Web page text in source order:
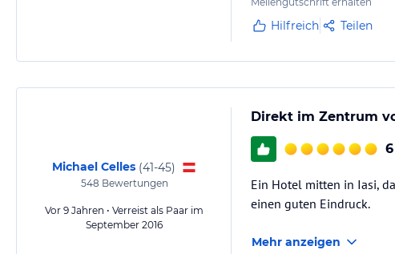
Hilfreich Teilen
Michael Celles (41-45)
548 Bewertungen
Vor 9 Jahren • Verreist als Paar im
September 2016
Direkt im Zentrum
6
Ein Hotel mitten in Iasi,
einen guten Eindruck.
Mehr anzeigen